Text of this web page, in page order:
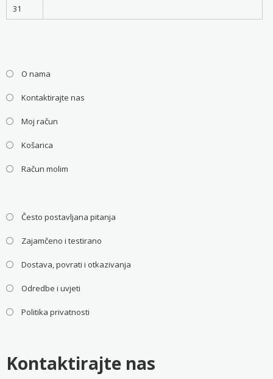
31
O nama
Kontaktirajte nas
Moj račun
Košarica
Račun molim
Često postavljana pitanja
Zajamčeno i testirano
Dostava, povrati i otkazivanja
Odredbe i uvjeti
Politika privatnosti
Kontaktirajte nas